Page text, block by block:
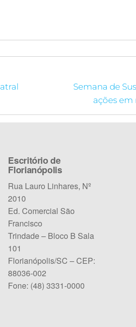
Semana de
ações
Escritório de
Florianópolis
Rua Lauro Linhares, Nº
2010
Ed. Comercial São
Francisco
Trindade – Bloco B Sala
101
Florianópolis/SC – CEP:
88036-002
Fone: (48) 3331-0000